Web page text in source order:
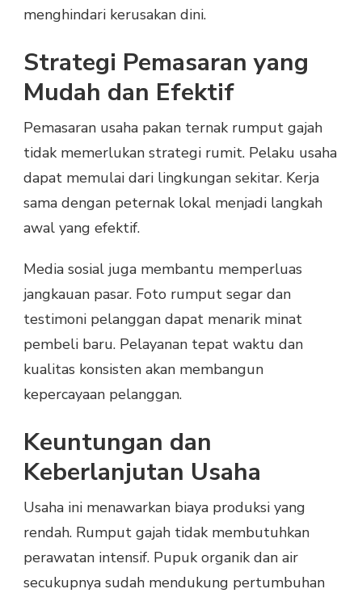
menghindari kerusakan dini.
Strategi Pemasaran yang
Mudah dan Efektif
Pemasaran usaha pakan ternak rumput gajah
tidak memerlukan strategi rumit. Pelaku usaha
dapat memulai dari lingkungan sekitar. Kerja
sama dengan peternak lokal menjadi langkah
awal yang efektif.
Media sosial juga membantu memperluas
jangkauan pasar. Foto rumput segar dan
testimoni pelanggan dapat menarik minat
pembeli baru. Pelayanan tepat waktu dan
kualitas konsisten akan membangun
kepercayaan pelanggan.
Keuntungan dan
Keberlanjutan Usaha
Usaha ini menawarkan biaya produksi yang
rendah. Rumput gajah tidak membutuhkan
perawatan intensif. Pupuk organik dan air
secukupnya sudah mendukung pertumbuhan